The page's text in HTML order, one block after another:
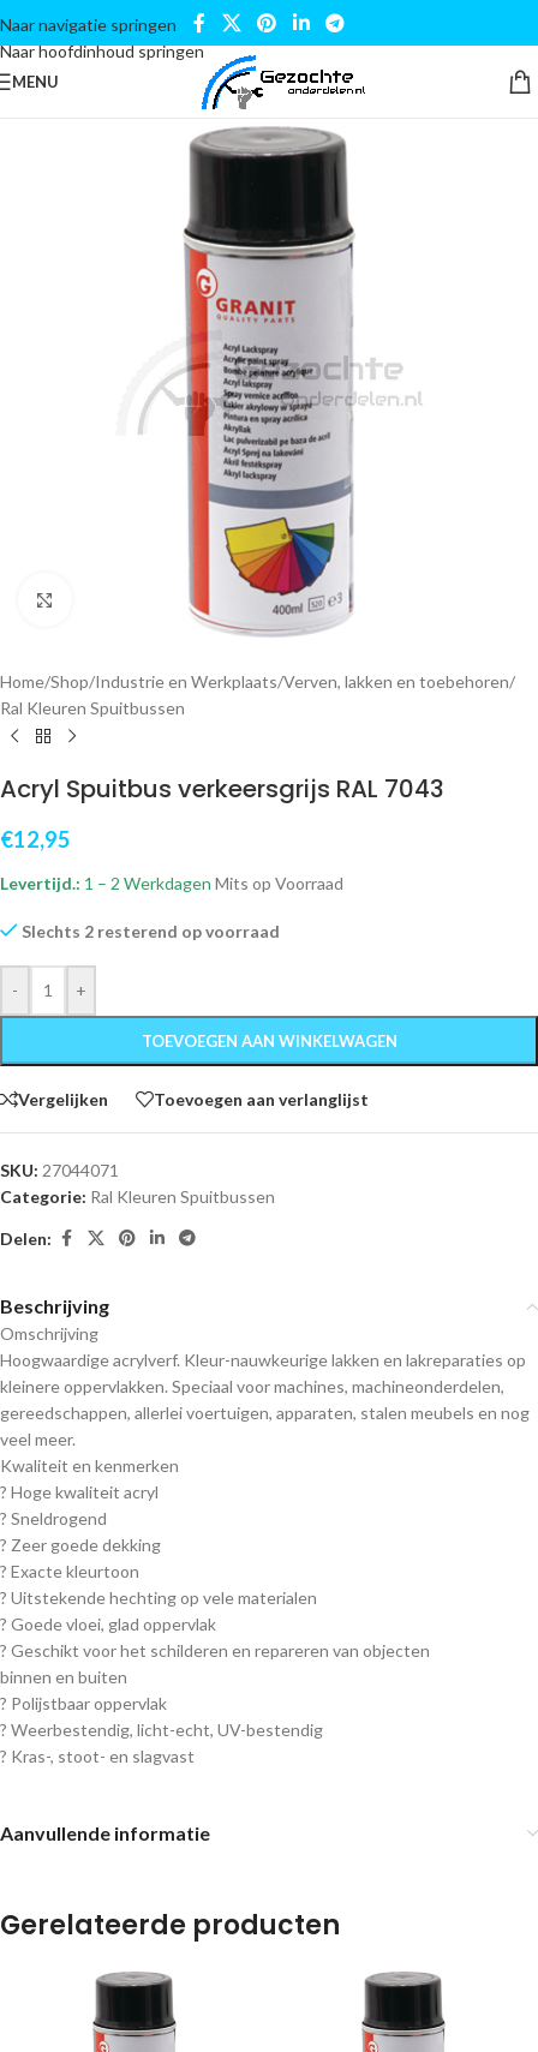
Naar navigatie springen
Naar hoofdinhoud springen
MENU
Klik om te vergroten
Home/Shop/Industrie en Werkplaats/Verven, lakken en toebehoren/
Ral Kleuren Spuitbussen
Acryl Spuitbus verkeersgrijs RAL 7043
€12,95
Levertijd.: 1 – 2 Werkdagen Mits op Voorraad
Slechts 2 resterend op voorraad
- +
TOEVOEGEN AAN WINKELWAGEN
Vergelijken Toevoegen aan verlanglijst
SKU: 27044071
Categorie: Ral Kleuren Spuitbussen
Delen:
Beschrijving
Omschrijving
Hoogwaardige acrylverf. Kleur-nauwkeurige lakken en lakreparaties op
kleinere oppervlakken. Speciaal voor machines, machineonderdelen,
gereedschappen, allerlei voertuigen, apparaten, stalen meubels en nog
veel meer.
Kwaliteit en kenmerken
? Hoge kwaliteit acryl
? Sneldrogend
? Zeer goede dekking
? Exacte kleurtoon
? Uitstekende hechting op vele materialen
? Goede vloei, glad oppervlak
? Geschikt voor het schilderen en repareren van objecten
binnen en buiten
? Polijstbaar oppervlak
? Weerbestendig, licht-echt, UV-bestendig
? Kras-, stoot- en slagvast
Aanvullende informatie
Gerelateerde producten